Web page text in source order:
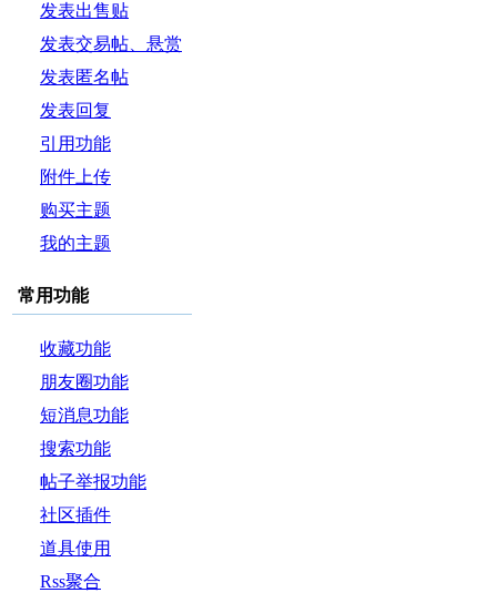
发表出售贴
发表交易帖、悬赏
帖和投票帖
发表匿名帖
发表回复
引用功能
附件上传
购买主题
我的主题
常用功能
收藏功能
朋友圈功能
短消息功能
搜索功能
帖子举报功能
社区插件
道具使用
Rss聚合